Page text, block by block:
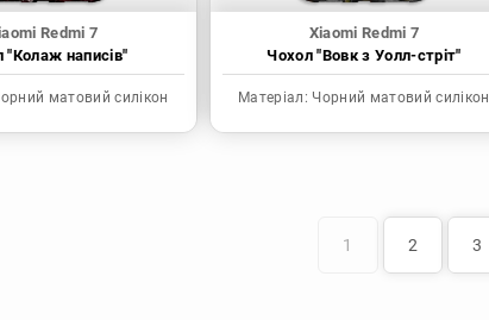
Redmi 7
"Колаж написів"
матовий силікон
Xiaomi Redmi 7
Чохол "Вовк з Уолл-стріт"
Матеріал: Чорний матовий силікон
1 2 3